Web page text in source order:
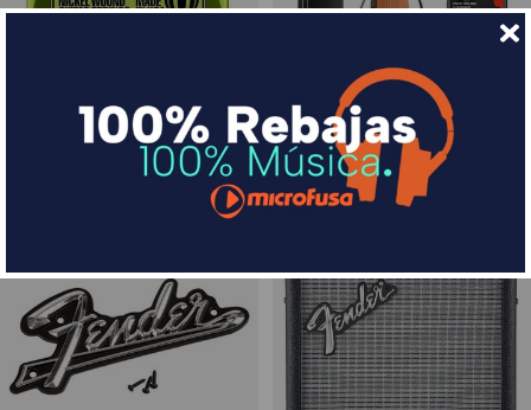
Slinky Regular 10-46
DONNER HUSH-I Silent Guitar
Caoba
Precio
habitual
339,00 €
Entrega en 1-2 días